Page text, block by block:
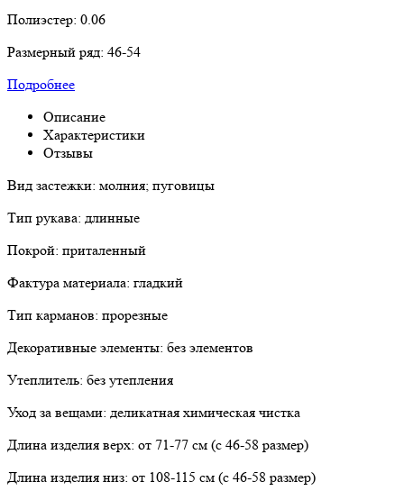
Полиэстер: 0.06
Размерный ряд: 46-54
Подробнее
Описание
Характеристики
Отзывы
Вид застежки: молния; пуговицы
Тип рукава: длинные
Покрой: приталенный
Фактура материала: гладкий
Тип карманов: прорезные
Декоративные элементы: без элементов
Утеплитель: без утепления
Уход за вещами: деликатная химическая чистка
Длина изделия верх: от 71-77 см (с 46-58 размер)
Длина изделия низ: от 108-115 см (с 46-58 размер)